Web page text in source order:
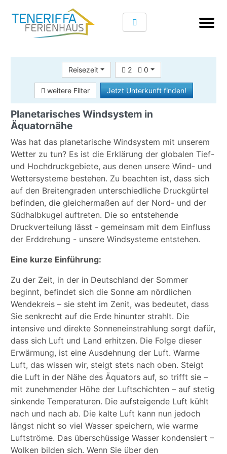
Reisezeit 2 0
weitere Filter Jetzt Unterkunft finden!
Planetarisches Windsystem in
Äquatornähe
Was hat das planetarische Windsystem mit unserem
Wetter zu tun? Es ist die Erklärung der globalen Tief-
und Hochdruckgebiete, aus denen unsere Wind- und
Wettersysteme bestehen. Zu beachten ist, dass sich
auf den Breitengraden unterschiedliche Druckgürtel
befinden, die gleichermaßen auf der Nord- und der
Südhalbkugel auftreten. Die so entstehende
Druckverteilung lässt - gemeinsam mit dem Einfluss
der Erddrehung - unsere Windsysteme entstehen.
Eine kurze Einführung:
Zu der Zeit, in der in Deutschland der Sommer
beginnt, befindet sich die Sonne am nördlichen
Wendekreis – sie steht im Zenit, was bedeutet, dass
Sie senkrecht auf die Erde hinunter strahlt. Die
intensive und direkte Sonneneinstrahlung sorgt dafür,
dass sich Luft und Land erhitzen. Die Folge dieser
Erwärmung, ist eine Ausdehnung der Luft. Warme
Luft, das wissen wir, steigt stets nach oben. Steigt
die Luft in der Nähe des Äquators auf, so trifft sie –
mit zunehmender Höhe der Luftschichten – auf stetig
sinkende Temperaturen. Die aufsteigende Luft kühlt
nach und nach ab. Die kalte Luft kann nun jedoch
längst nicht so viel Wasser speichern, wie warme
Luftströme. Das überschüssige Wasser kondensiert –
Wolken bilden sich. Wenn Sie über den